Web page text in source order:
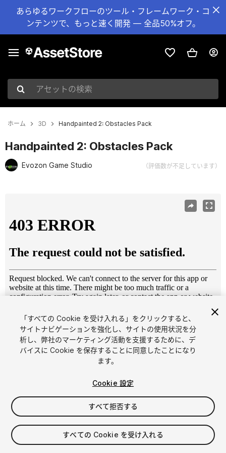
あらゆるワークフローのツール・フレームワーク・コ
ンテンツで、もっと速く開発 — 全品50%オフ。
アセットの検索
ホーム 3D Handpainted 2: Obstacles Pack
Handpainted 2: Obstacles Pack
Evozon Game Studio （評価数が不足しています）
1 /5
$15
消費税は決済時に計算されます
「すべての Cookie を受け入れる」をクリックすると、
サイトナビゲーションを強化し、サイトの使用状況を分
析し、弊社のマーケティング活動を支援するために、デ
バイスに Cookie を保存することに同意したことになり
ます。
Cookie 設定
すべて拒否する
すべての Cookie を受け入れる